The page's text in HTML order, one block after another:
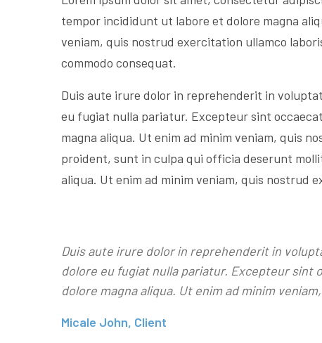
tempor incididunt ut labore et dolore magna
veniam, quis nostrud exercitation ullamco
commodo consequat.
Duis aute irure dolor in reprehenderit in
eu fugiat nulla pariatur. Excepteur sint
magna aliqua. Ut enim ad minim veniam, quis
proident, sunt in culpa qui officia deserunt
aliqua. Ut enim ad minim veniam, quis nostrud
Duis aute irure dolor in reprehenderit in
dolore eu fugiat nulla pariatur. Excepteur sint
dolore magna aliqua. Ut enim ad minim
Micale John, Client